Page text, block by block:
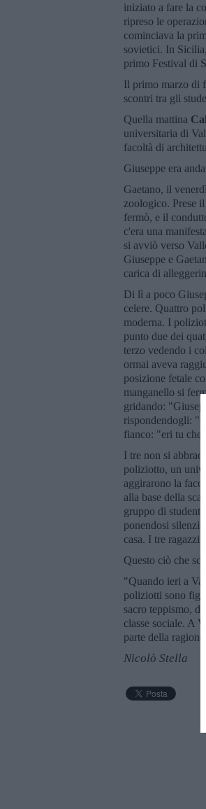
iniziato a fare la
ripreso le
cominciava la
sovietici. In
primo Festival di
Il primo marzo di
scontri tra gli
Quella mattina
universitaria di
facoltà di
Giuseppe era
Gaetano, il
zoologico. Prese
fermò, e il
c'era una
si avviò verso
Giuseppe e
carica di
Di lì a poco
celere. Quattro
moderna. I
punto due dei
terzo vedendo i
ormai aveva
posizione fetale
manganello si
gridando:
rispondendogli:
fianco: "eri tu che
I tre non si
poliziotto, un
aggirarono la
alla base della
gruppo di
ponendosi
casa. I tre
Questo ciò che
"Quando ieri a
poliziotti sono figli
sacro teppismo,
classe sociale. A
parte della
Nicolò Stella